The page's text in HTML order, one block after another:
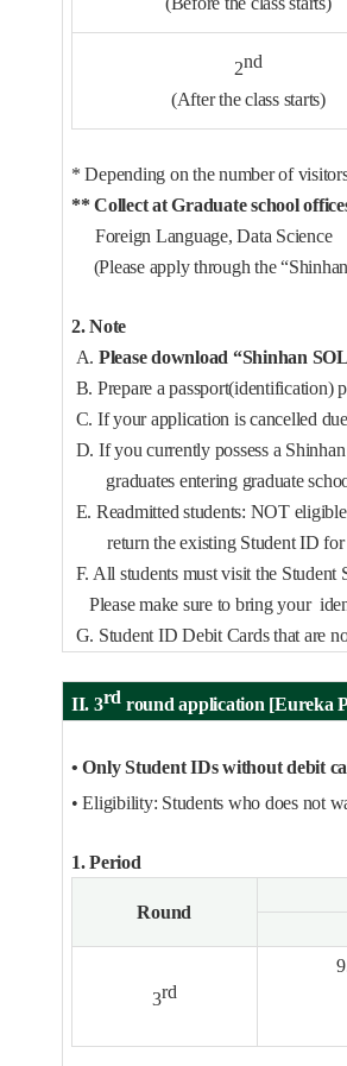
2nd
(After the class starts)
* Depending on the number of
** Collect at Graduate school
Foreign Language, Data Science
(Please apply through the
2. Note
A. Please download “Shinhan
B. Prepare a
C. If your application is cancelled
D. If you currently possess a
graduates entering graduate
E. Readmitted students: NOT
return the existing Student ID for
F. All students must visit the
Please make sure to bring your
G. Student ID Debit Cards that are
II. 3rd round application [Eureka
• Only Student IDs without debit
• Eligibility: Students who does not
1. Period
Round
3rd